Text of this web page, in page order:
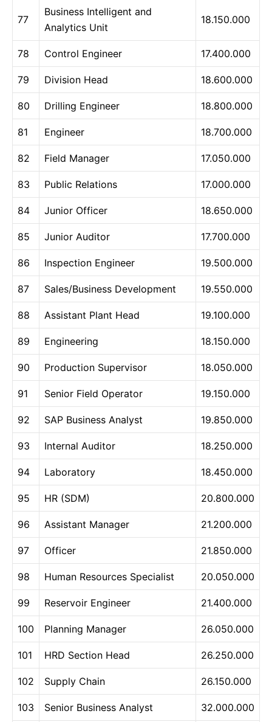
77
Business Intelligent and
Analytics Unit
18.150.000
78 Control Engineer 17.400.000
79 Division Head 18.600.000
80 Drilling Engineer 18.800.000
81 Engineer 18.700.000
82 Field Manager 17.050.000
83 Public Relations 17.000.000
84 Junior Officer 18.650.000
85 Junior Auditor 17.700.000
86 Inspection Engineer 19.500.000
87 Sales/Business Development 19.550.000
88 Assistant Plant Head 19.100.000
89 Engineering 18.150.000
90 Production Supervisor 18.050.000
91 Senior Field Operator 19.150.000
92 SAP Business Analyst 19.850.000
93 Internal Auditor 18.250.000
94 Laboratory 18.450.000
95 HR (SDM) 20.800.000
96 Assistant Manager 21.200.000
97 Officer 21.850.000
98 Human Resources Specialist 20.050.000
99 Reservoir Engineer 21.400.000
100 Planning Manager 26.050.000
101 HRD Section Head 26.250.000
102 Supply Chain 26.150.000
103 Senior Business Analyst 32.000.000